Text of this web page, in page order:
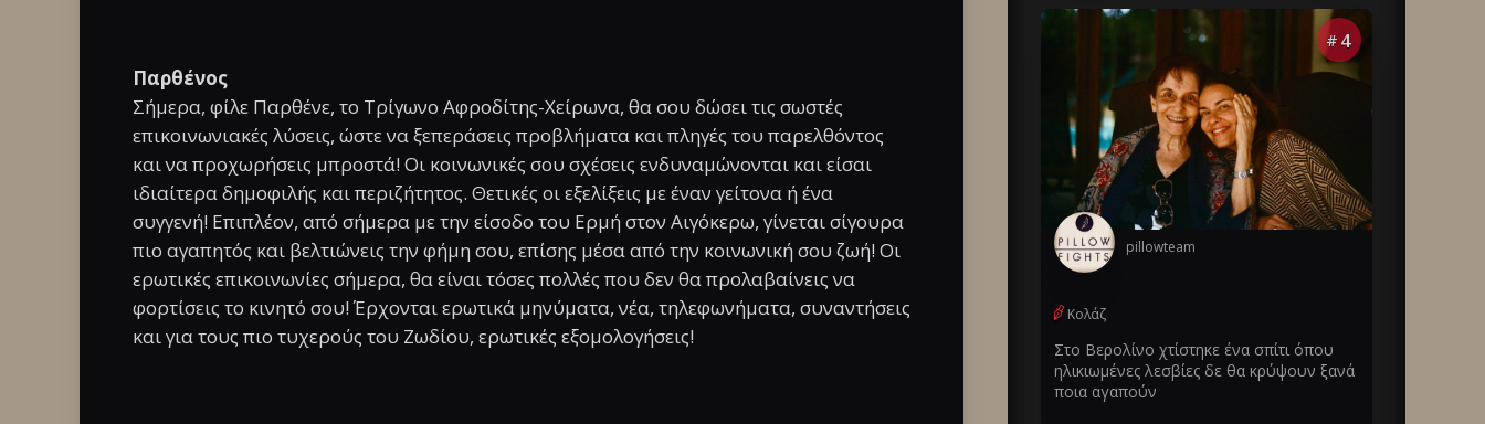
Παρθένος
Σήμερα, φίλε Παρθένε, το Τρίγωνο Αφροδίτης-Χείρωνα, θα σου δώσει τις σωστές
επικοινωνιακές λύσεις, ώστε να ξεπεράσεις προβλήματα και πληγές του παρελθόντος
και να προχωρήσεις μπροστά! Οι κοινωνικές σου σχέσεις ενδυναμώνονται και είσαι
ιδιαίτερα δημοφιλής και περιζήτητος. Θετικές οι εξελίξεις με έναν γείτονα ή ένα
συγγενή! Επιπλέον, από σήμερα με την είσοδο του Ερμή στον Αιγόκερω, γίνεται σίγουρα
πιο αγαπητός και βελτιώνεις την φήμη σου, επίσης μέσα από την κοινωνική σου ζωή! Οι
ερωτικές επικοινωνίες σήμερα, θα είναι τόσες πολλές που δεν θα προλαβαίνεις να
φορτίσεις το κινητό σου! Έρχονται ερωτικά μηνύματα, νέα, τηλεφωνήματα, συναντήσεις
και για τους πιο τυχερούς του Ζωδίου, ερωτικές εξομολογήσεις!
# 4
pillowteam
Κολάζ
Στο Βερολίνο χτίστηκε ένα σπίτι όπου
ηλικιωμένες λεσβίες δε θα κρύψουν ξανά
ποια αγαπούν